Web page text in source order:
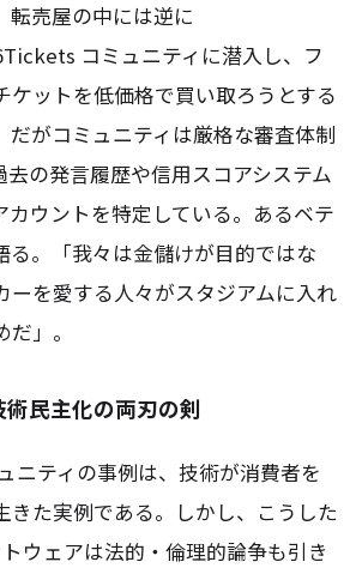
転売屋の中には逆に
コミュニティに潜入し、フ
ケットを低価格で買い取ろうとする
だがコミュニティは厳格な審査体制
去の発言履歴や信用スコアシステム
カウントを特定している。あるベテ
る。「我々は金儲けが目的ではな
ーを愛する人々がスタジアムに入れ
」。
術民主化の両刃の剣
ニティの事例は、技術が消費者を
きた実例である。しかし、こうした
ウェアは法的・倫理的論争も引き